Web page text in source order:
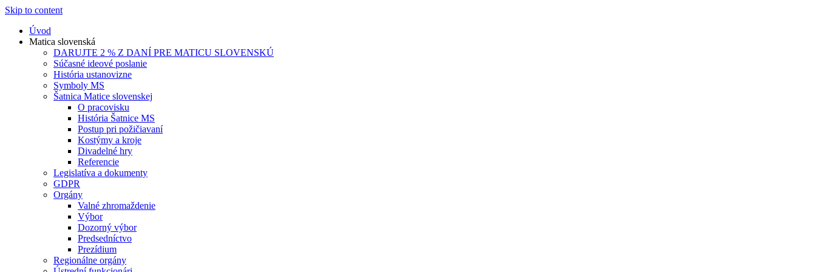
Skip to content
Úvod
Matica slovenská
DARUJTE 2 % Z DANÍ PRE MATICU SLOVENSKÚ
Súčasné ideové poslanie
História ustanovizne
Symboly MS
Šatnica Matice slovenskej
O pracovisku
História Šatnice MS
Postup pri požičiavaní
Kostýmy a kroje
Divadelné hry
Referencie
Legislatíva a dokumenty
GDPR
Orgány
Valné zhromaždenie
Výbor
Dozorný výbor
Predsedníctvo
Prezídium
Regionálne orgány